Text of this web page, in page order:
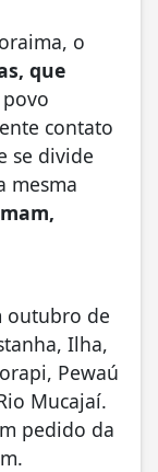
o
que
contato
se divide
mesma
outubro de
Ilha,
Pewaú
Mucajaí.
pedido da